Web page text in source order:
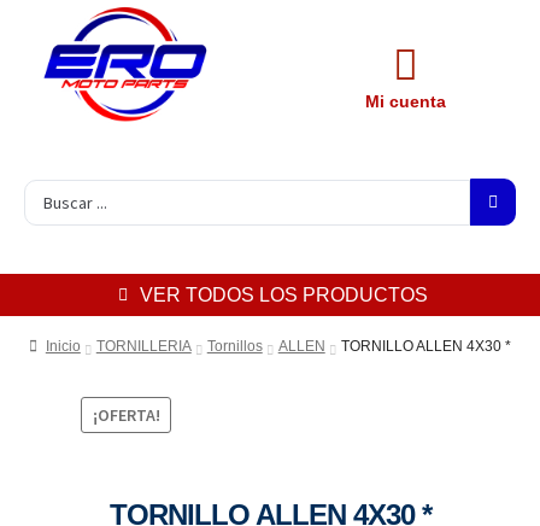
Mi cuenta
VER TODOS LOS PRODUCTOS
Inicio TORNILLERIA Tornillos ALLEN TORNILLO ALLEN 4X30 *
¡OFERTA!
TORNILLO ALLEN 4X30 *